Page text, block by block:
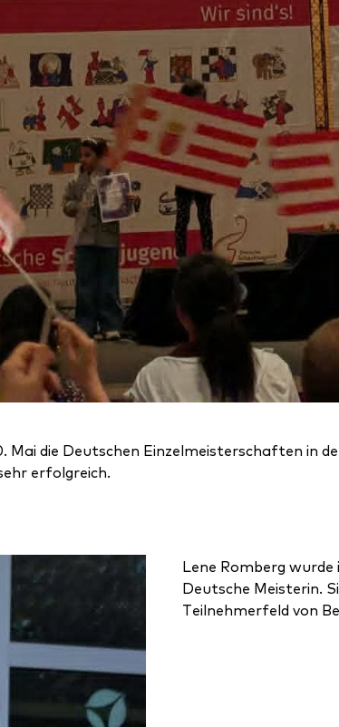
Mai die Deutschen Einzelmeisterschaften in
erfolgreich.
Lene Romberg
Deutsche Meisterin.
Teilnehmerfeld von